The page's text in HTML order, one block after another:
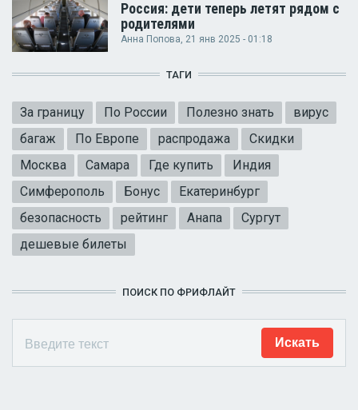
Россия: дети теперь летят рядом с
родителями
Анна Попова, 21 янв 2025 - 01:18
ТАГИ
За границу По России Полезно знать
вирус
багаж
По Европе распродажа
Скидки
Москва
Самара Где купить
Индия
Симферополь
Бонус
Екатеринбург
безопасность
рейтинг Анапа
Сургут
дешевые билеты
ПОИСК ПО ФРИФЛАЙТ